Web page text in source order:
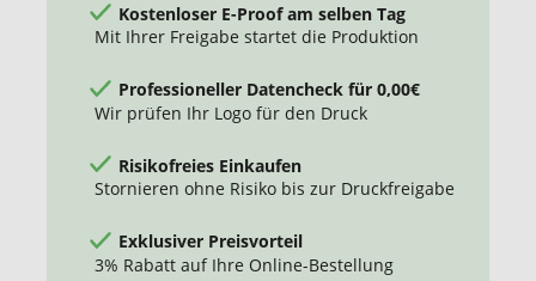
Kostenloser E-Proof am selben Tag
Mit Ihrer Freigabe startet die Produktion
Professioneller Datencheck für 0,00€
Wir prüfen Ihr Logo für den Druck
Risikofreies Einkaufen
Stornieren ohne Risiko bis zur Druckfreigabe
Exklusiver Preisvorteil
3% Rabatt auf Ihre Online-Bestellung